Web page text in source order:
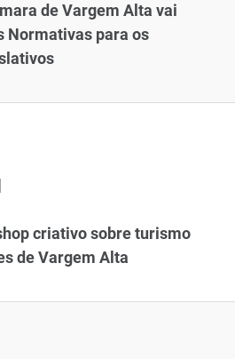
de Vargem Alta vai
Normativas para os
criativo sobre turismo
de Vargem Alta